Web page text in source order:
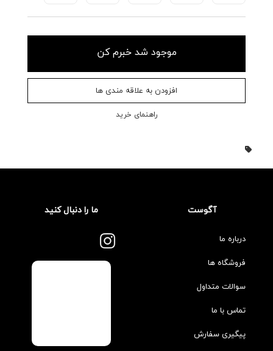
موجود شد خبرم کن
افزودن به علاقه مندی ها
راهنمای خرید
آگوست
درباره ما
فروشگاه ها
سوالات متداول
تماس با ما
پیگیری سفارش
ما را دنبال کنید